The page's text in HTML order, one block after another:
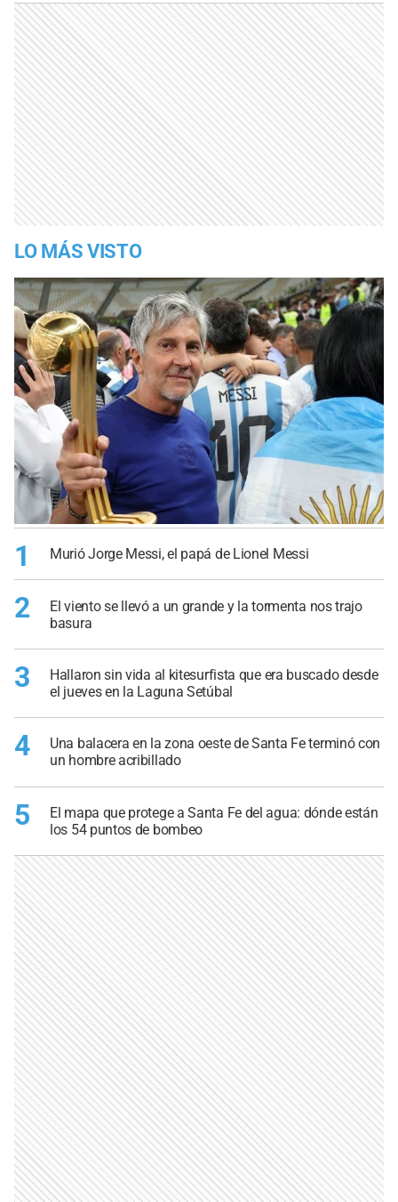
LO MÁS VISTO
1 Murió Jorge Messi, el papá de Lionel Messi
2
El viento se llevó a un grande y la tormenta nos trajo
basura
3
Hallaron sin vida al kitesurfista que era buscado desde
el jueves en la Laguna Setúbal
4
Una balacera en la zona oeste de Santa Fe terminó con
un hombre acribillado
5
El mapa que protege a Santa Fe del agua: dónde están
los 54 puntos de bombeo